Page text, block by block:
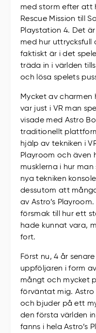
med storm efter att
Rescue Mission till
Playstation 4. Det
med hur uttrycksfull
faktiskt är i det
träda in i världen
och lösa spelets
Mycket av
var just i VR man
visade med Astro
traditionellt
hjälp av tekniken i
Playroom och även
musklerna i hur
nya tekniken
dessutom att
av Astro’s
försmak till hur ett
hade kunnat vara,
fort.
Först nu, 4 år
uppföljaren i form
mångt och mycket
förväntat mig. Astro
och bjuder på ett
den första världen
fanns i hela Astro’s